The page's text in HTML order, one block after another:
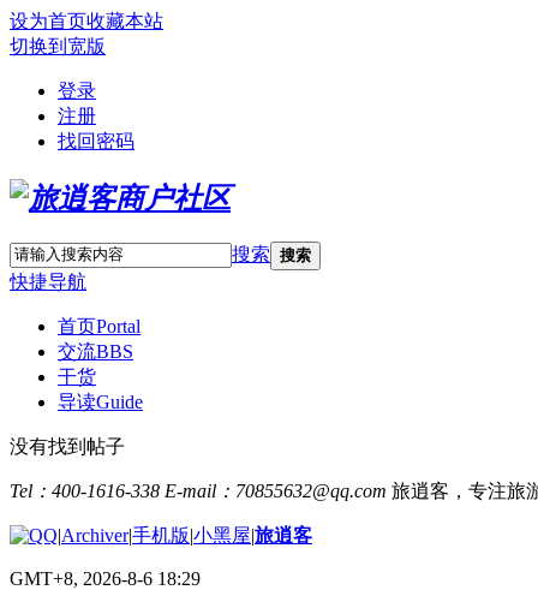
设为首页收藏本站
切换到宽版
登录
注册
找回密码
搜索 搜索
快捷导航
首页Portal
交流BBS
干货
导读Guide
没有找到帖子
Tel：400-1616-338 E-mail：70855632@qq.com 旅逍客，专注旅
|Archiver|手机版|小黑屋|旅逍客
GMT+8, 2026-8-6 18:29